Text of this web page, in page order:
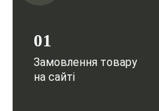
01
Замовлення товару
на сайті